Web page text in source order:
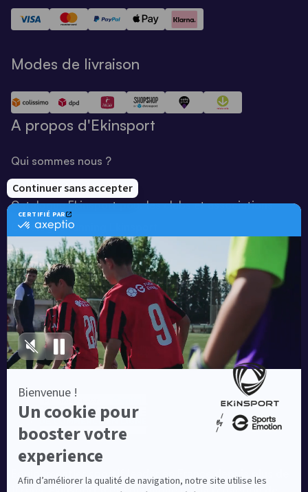
Modes de livraison
A propos d'Ekinsport
Qui sommes nous ?
Notre savoir-faire
Catalogue Ekinsport pour les clubs et associations
Catalogue running Ekinsport
Blog
Une société de :
Equipementier sportif leader en France depuis plus de